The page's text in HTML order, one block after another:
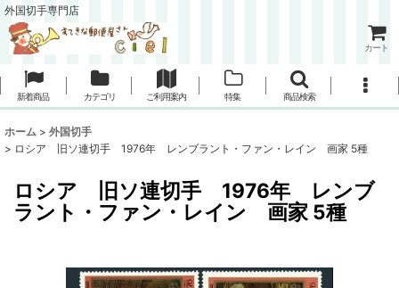
外国切手専門店
カート
新着商品 カテゴリ ご利用案内 特集 商品検索
ホーム > 外国切手
> ロシア 旧ソ連切手 1976年 レンブラント・ファン・レイン 画家 5種
ロシア 旧ソ連切手 1976年 レンブ
ラント・ファン・レイン 画家 5種